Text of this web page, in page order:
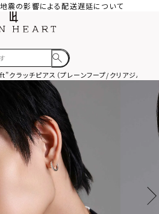
地震の影響による配送遅延について
クラッチピアス（プレーンフープ/クリアジルコ